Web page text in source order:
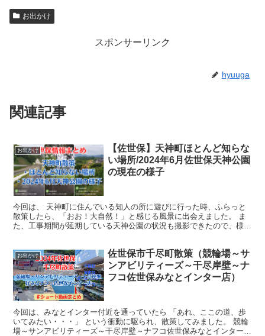
お出かけ
スポンサーリンク
hyuuga
関連記事
お出かけ
【佐世保】天神町ほとんど知らな
い場所/2024年6月佐世保天神公園
の現在の様子
今回は、 天神町に住んでいる知人の所に遊びに行った時、ふらっと
散策したら、「おお！大自然！」と感じる風景に出会えました。 ま
た、工事期間が延期している天神公園の状況も撮影できたので、様子
お出かけ
佐世保市千尽町散策（競輪場～サ
ンアビリティーズ～干尽岸壁～ナ
フコ佐世保みなとインター店）
今回は、みなとインター付近を通っていたら 「あれ、ここの道、歩
いてみたい・・・」 という衝動に駆られ、散策してみました。 競輪
場～サンアビリティーズ～干尽岸壁～ナフコ佐世保みなとインター店